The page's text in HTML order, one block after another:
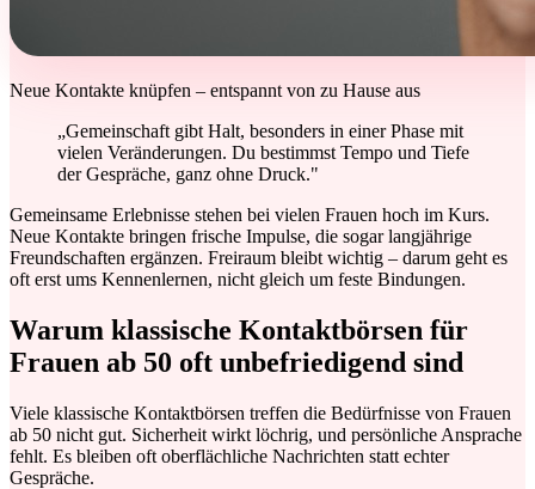
Neue Kontakte knüpfen – entspannt von zu Hause aus
„Gemeinschaft gibt Halt, besonders in einer Phase mit
vielen Veränderungen. Du bestimmst Tempo und Tiefe
der Gespräche, ganz ohne Druck."
Gemeinsame Erlebnisse stehen bei vielen Frauen hoch im Kurs.
Neue Kontakte bringen frische Impulse, die sogar langjährige
Freundschaften ergänzen. Freiraum bleibt wichtig – darum geht es
oft erst ums Kennenlernen, nicht gleich um feste Bindungen.
Warum klassische Kontaktbörsen für
Frauen ab 50 oft unbefriedigend sind
Viele klassische Kontaktbörsen treffen die Bedürfnisse von Frauen
ab 50 nicht gut. Sicherheit wirkt löchrig, und persönliche Ansprache
fehlt. Es bleiben oft oberflächliche Nachrichten statt echter
Gespräche.